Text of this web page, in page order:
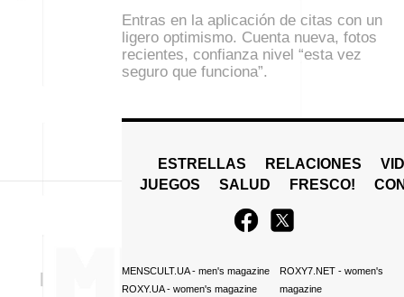
Entras en la aplicación de citas con un
ligero optimismo. Cuenta nueva, fotos
recientes, confianza nivel “esta vez
seguro que funciona”.
ESTRELLAS RELACIONES
JUEGOS
SALUD FRESCO!
MENSCULT.UA- men's magazine
ROXY.UA- women's magazine
ROXY7.NET- women's
magazine